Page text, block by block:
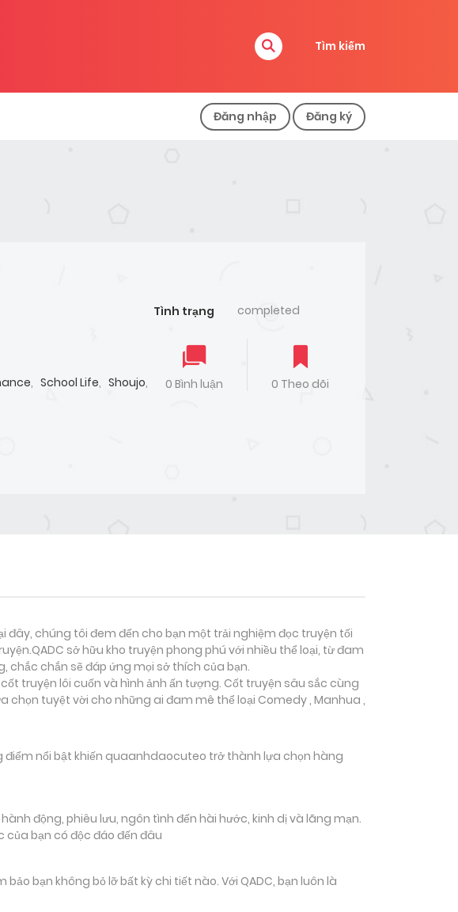
Tìm kiếm
Đăng nhập Đăng ký
, School Life, Shoujo,
Tình trạng completed
0 Bình luận 0 Theo dõi
đây, chúng tôi đem đến cho bạn một trải nghiệm đọc truyện tối
sở hữu kho truyện phong phú với nhiều thể loại, từ đam
chắc chắn sẽ đáp ứng mọi sở thích của bạn.
truyện lôi cuốn và hình ảnh ấn tượng. Cốt truyện sâu sắc cùng
chọn tuyệt vời cho những ai đam mê thể loại Comedy , Manhua ,
điểm nổi bật khiến quaanhdaocuteo trở thành lựa chọn hàng
động, phiêu lưu, ngôn tình đến hài hước, kinh dị và lãng mạn.
bạn có độc đáo đến đâu
bạn không bỏ lỡ bất kỳ chi tiết nào. Với QADC, bạn luôn là